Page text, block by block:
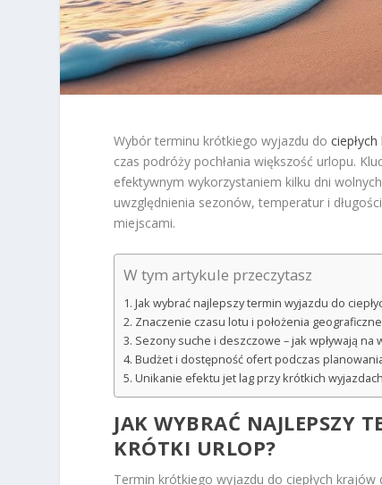
Wybór terminu krótkiego wyjazdu do
czas podróży pochłania większość urlopu.
efektywnym wykorzystaniem kilku dni
uwzględnienia sezonów, temperatur i
miejscami.
W tym artykule przeczytasz
Jak wybrać najlepszy termin wyjazdu do
Znaczenie czasu lotu i położenia
Sezony suche i deszczowe – jak wpływają
Budżet i dostępność ofert podczas
Unikanie efektu jet lag przy krótkich
JAK WYBRAĆ NAJLEPSZY
KRÓTKI URLOP?
Termin krótkiego wyjazdu do ciepłych